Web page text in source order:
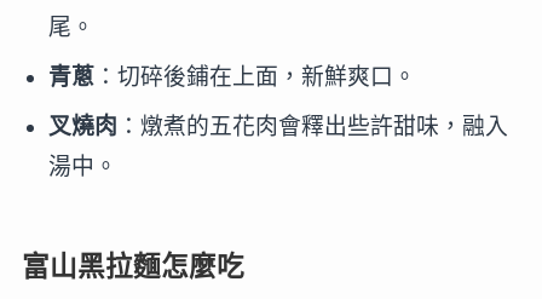
尾。
青蔥 ：切碎後鋪在上面，新鮮爽口。
叉燒肉 ：燉煮的五花肉會釋出些許甜味，融入
湯中。
富山黑拉麵怎麼吃